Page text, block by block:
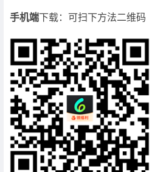
手机端下载：可扫下方法二维码